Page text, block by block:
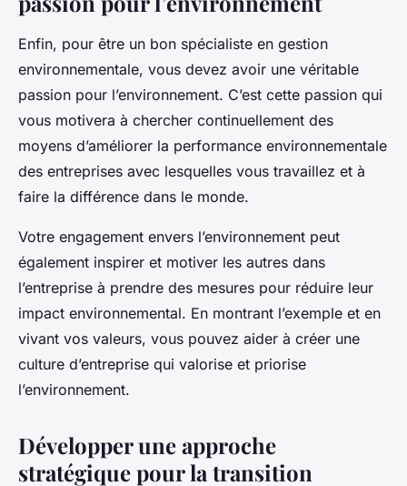
Enfin, pour être un bon spécialiste en gestion
environnementale, vous devez avoir une véritable
passion pour l’environnement. C’est cette passion qui
vous motivera à chercher continuellement des
moyens d’améliorer la performance environnementale
des entreprises avec lesquelles vous travaillez et à
faire la différence dans le monde.
Votre engagement envers l’environnement peut
également inspirer et motiver les autres dans
l’entreprise à prendre des mesures pour réduire leur
impact environnemental. En montrant l’exemple et en
vivant vos valeurs, vous pouvez aider à créer une
culture d’entreprise qui valorise et priorise
l’environnement.
Développer une approche
stratégique pour la transition